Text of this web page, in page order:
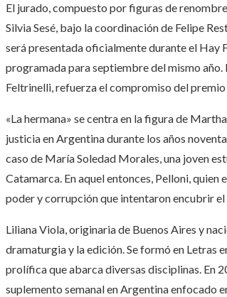
El jurado, compuesto por figuras de
Silvia Sesé, bajo la coordinación de Felipe
será presentada oficialmente durante el Hay
programada para septiembre del mismo
Feltrinelli, refuerza el compromiso del
«La hermana» se centra en la figura de
justicia en Argentina durante los años
caso de María Soledad Morales, una joven
Catamarca. En aquel entonces, Pelloni,
poder y corrupción que intentaron encubrir el
Liliana Viola, originaria de Buenos Aires y
dramaturgia y la edición. Se formó en Letras
prolífica que abarca diversas disciplinas. En
suplemento semanal en Argentina enfocado